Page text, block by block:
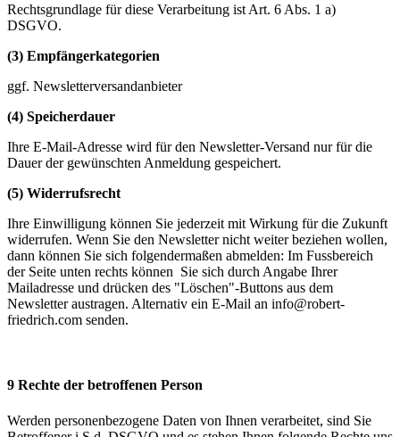
Rechtsgrundlage für diese Verarbeitung ist Art. 6 Abs. 1 a)
DSGVO.
(3) Empfängerkategorien
ggf. Newsletterversandanbieter
(4) Speicherdauer
Ihre E-Mail-Adresse wird für den Newsletter-Versand nur für die
Dauer der gewünschten Anmeldung gespeichert.
(5) Widerrufsrecht
Ihre Einwilligung können Sie jederzeit mit Wirkung für die Zukunft
widerrufen. Wenn Sie den Newsletter nicht weiter beziehen wollen,
dann können Sie sich folgendermaßen abmelden: Im Fussbereich
der Seite unten rechts können Sie sich durch Angabe Ihrer
Mailadresse und drücken des "Löschen"-Buttons aus dem
Newsletter austragen. Alternativ ein E-Mail an info@robert-
friedrich.com senden.
9 Rechte der betroffenen Person
Werden personenbezogene Daten von Ihnen verarbeitet, sind Sie